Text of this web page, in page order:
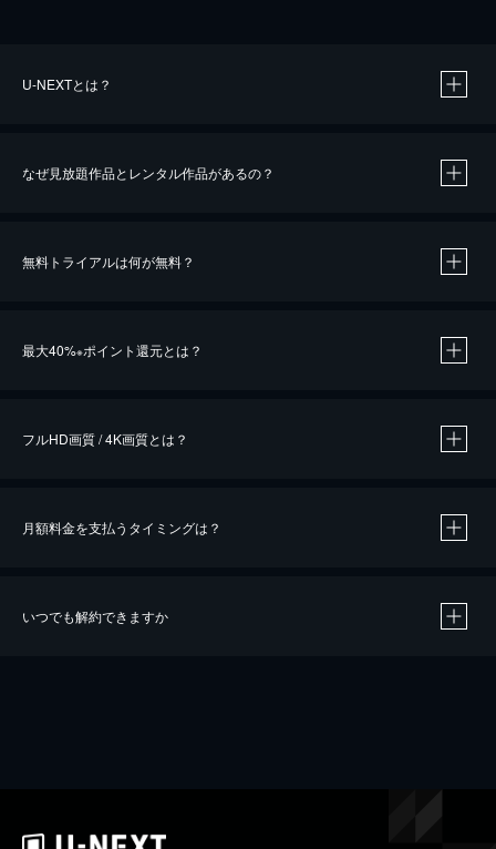
U-NEXTとは？
なぜ見放題作品とレンタル作品があるの？
無料トライアルは何が無料？
最大40%※ポイント還元とは？
※40％ポイント還元の対象は、クレジットカード決済による作品の購入 / レンタルです。
iOSアプリのUコイン決済による作品の購入 / レンタルは、20％のポイント還元です。
フルHD画質 / 4K画質とは？
月額料金を支払うタイミングは？
いつでも解約できますか